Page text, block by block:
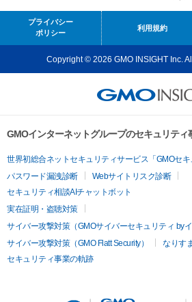
プライバシー
ポリシー
利用規約
Copyright © 2026 GMO INSIGHT Inc.
GMOインターネットグループのセキュリティ
世界初総合ネットセキュリティサービス「GMOセキ
パスワード漏洩診断
Webサイトリスク診断
セキュリティ相談AIチャットボット
実在証明・盗聴対策
サイバー攻撃対策（GMOサイバーセキュリティ byイ
サイバー攻撃対策（GMO Flatt Security）
なりす
セキュリティ事業の軌跡